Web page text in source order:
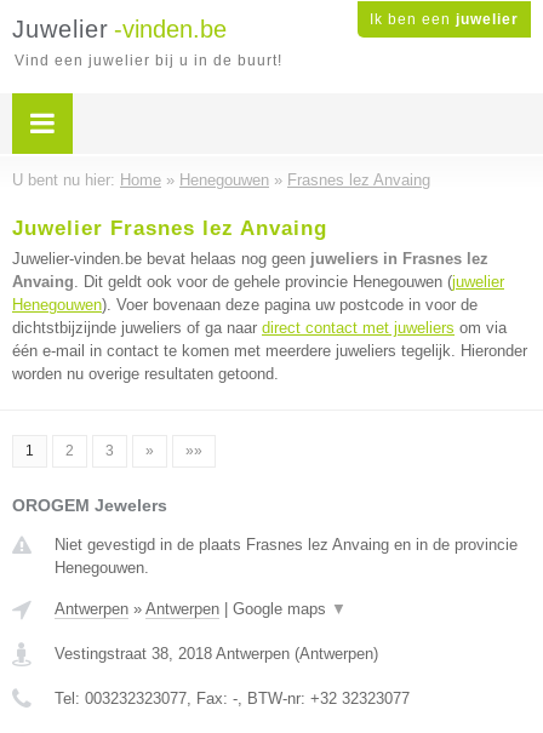
Ik ben een juwelier
Juwelier -vinden.be
Vind een juwelier bij u in de buurt!
U bent nu hier: Home » Henegouwen » Frasnes lez Anvaing
Juwelier Frasnes lez Anvaing
Juwelier-vinden.be bevat helaas nog geen juweliers in Frasnes lez
Anvaing. Dit geldt ook voor de gehele provincie Henegouwen (juwelier
Henegouwen). Voer bovenaan deze pagina uw postcode in voor de
dichtstbijzijnde juweliers of ga naar direct contact met juweliers om via
één e-mail in contact te komen met meerdere juweliers tegelijk. Hieronder
worden nu overige resultaten getoond.
1 2 3 » »»
OROGEM Jewelers
Niet gevestigd in de plaats Frasnes lez Anvaing en in de provincie
Henegouwen.
Antwerpen » Antwerpen Google maps ▼
Vestingstraat 38, 2018 Antwerpen (Antwerpen)
Tel: 003232323077, Fax: -, BTW-nr: +32 32323077